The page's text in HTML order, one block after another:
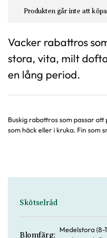
Produkten går inte att
Vacker rabattros
stora, vita, milt
en lång period.
Buskig rabattros som passar
som häck eller i kruka. Fin som
Skötselråd
Blomfärg:
Medelstora (8-